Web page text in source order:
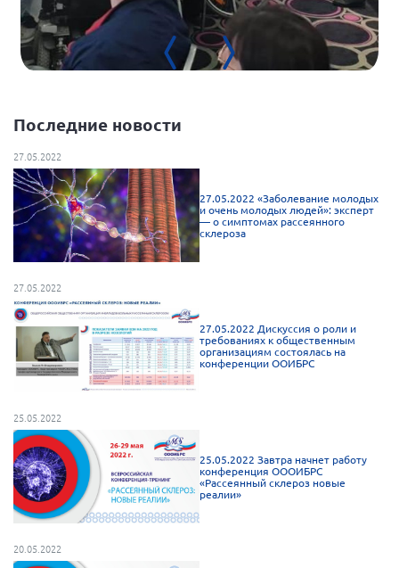
Последние новости
27.05.2022
27.05.2022 «Заболевание молодых
и очень молодых людей»: эксперт
— о симптомах рассеянного
склероза
27.05.2022
27.05.2022 Дискуссия о роли и
требованиях к общественным
организациям состоялась на
конференции ООИБРС
25.05.2022
25.05.2022 Завтра начнет работу
конференция ОООИБРС
«Рассеянный склероз новые
реалии»
20.05.2022